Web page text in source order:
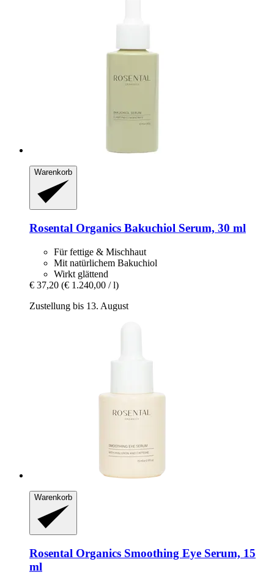
Warenkorb
Rosental Organics Bakuchiol Serum, 30 ml
Für fettige & Mischhaut
Mit natürlichem Bakuchiol
Wirkt glättend
€ 37,20 (€ 1.240,00 / l)
Zustellung bis 13. August
Warenkorb
Rosental Organics Smoothing Eye Serum, 15
ml